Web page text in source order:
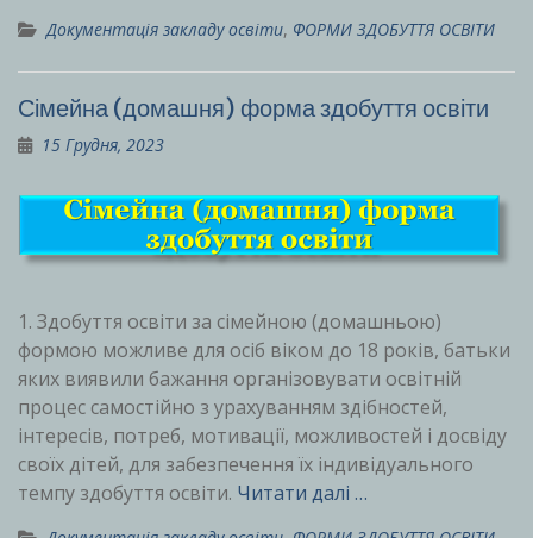
Документація закладу освіти, ФОРМИ ЗДОБУТТЯ ОСВІТИ
Сімейна (домашня) форма здобуття освіти
15 Грудня, 2023
1. Здобуття освіти за сімейною (домашньою)
формою можливе для осіб віком до 18 років, батьки
яких виявили бажання організовувати освітній
процес самостійно з урахуванням здібностей,
інтересів, потреб, мотивації, можливостей і досвіду
своїх дітей, для забезпечення їх індивідуального
темпу здобуття освіти. Читати далі …